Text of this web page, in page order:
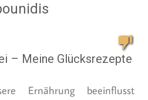
– Meine Glücksrezepte
Ernährung beeinflusst